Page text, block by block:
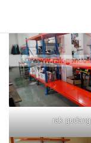
rak gudang